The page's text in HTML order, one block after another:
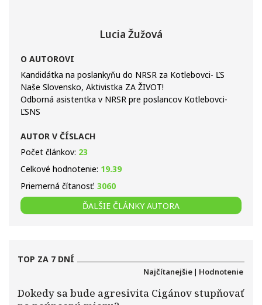
Lucia Žužová
O AUTOROVI
Kandidátka na poslankyňu do NRSR za Kotlebovci- ĽS
Naše Slovensko, Aktivistka ZA ŽIVOT!
Odborná asistentka v NRSR pre poslancov Kotlebovci-
ĽSNS
AUTOR V ČÍSLACH
Počet článkov: 23
Celkové hodnotenie: 19.39
Priemerná čítanosť: 3060
ĎALŠIE ČLÁNKY AUTORA
TOP ZA 7 DNÍ
Najčítanejšie | Hodnotenie
Dokedy sa bude agresivita Cigánov stupňovať